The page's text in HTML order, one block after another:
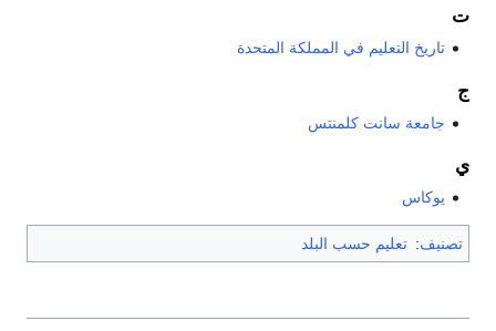
ت
تاريخ التعليم في المملكة المتحدة
ج
جامعة سانت كلمنتس
ي
يوكاس
تصنيف: تعليم حسب البلد